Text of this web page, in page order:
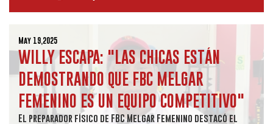
May 19,2025
WILLY ESCAPA: "LAS CHICAS ESTÁN
DEMOSTRANDO QUE FBC MELGAR
FEMENINO ES UN EQUIPO COMPETITIVO"
El preparador físico de FBC Melgar Femenino destacó el